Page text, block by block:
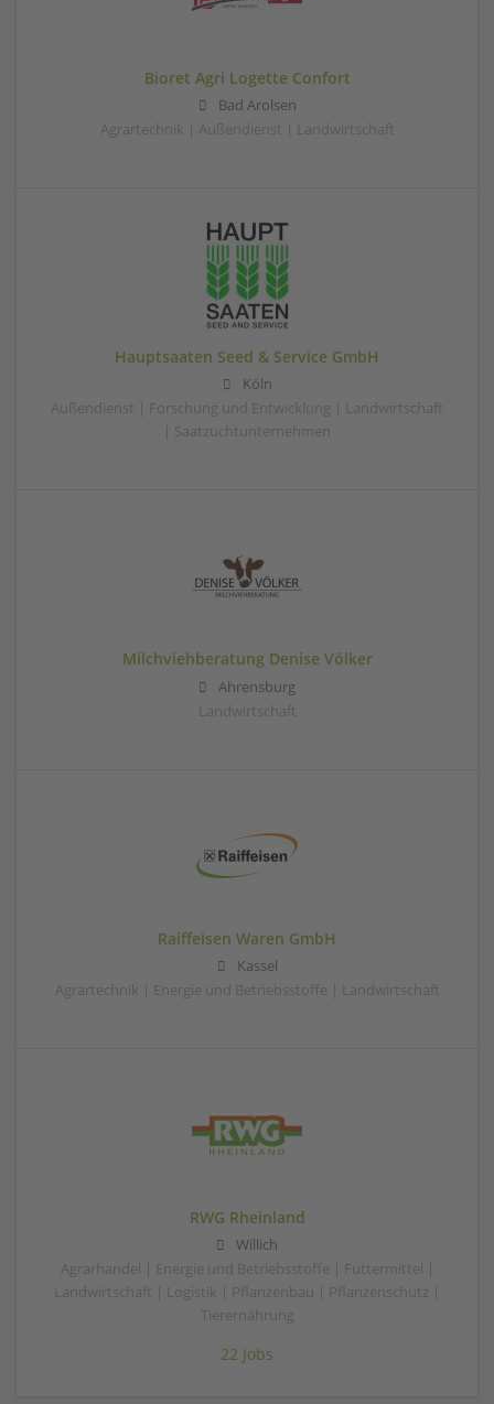
Bioret Agri Logette Confort
Bad Arolsen
Agrartechnik | Außendienst | Landwirtschaft
Hauptsaaten Seed & Service GmbH
Köln
Außendienst | Forschung und Entwicklung | Landwirtschaft
| Saatzuchtunternehmen
Milchviehberatung Denise Völker
Ahrensburg
Landwirtschaft
Raiffeisen Waren GmbH
Kassel
Agrartechnik | Energie und Betriebsstoffe | Landwirtschaft
RWG Rheinland
Willich
Agrarhandel | Energie und Betriebsstoffe | Futtermittel |
Landwirtschaft | Logistik | Pflanzenbau | Pflanzenschutz |
Tierernährung
22 Jobs